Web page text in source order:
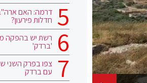
דרמה: האם
חדלות פירעון?
רשת יש בהפקה
'ברדק'
צפו בפרק השני
עם ברדק